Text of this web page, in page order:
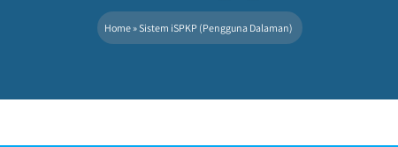
Home »Sistem iSPKP (Pengguna Dalaman)